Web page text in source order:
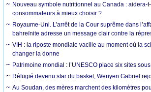
Nouveau symbole nutritionnel au Canada : aidera-
consommateurs à mieux choisir ?
Royaume-Uni. L’arrêt de la Cour suprême dans
bahreïnite adresse un message clair contre la
VIH : la riposte mondiale vacille au moment où la
changer la donne
Patrimoine mondial : l’UNESCO place six sites
Réfugié devenu star du basket, Wenyen Gabriel
Au Soudan, des mères marchent des kilomètres